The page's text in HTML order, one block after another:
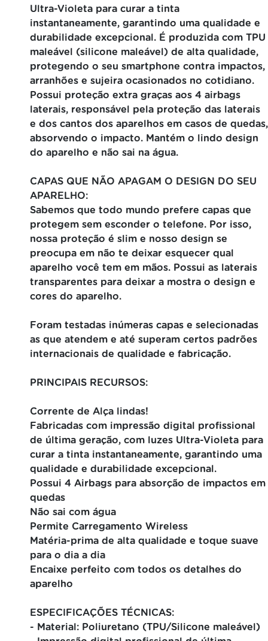
Ultra-Violeta para curar a tinta
instantaneamente, garantindo uma qualidade e
durabilidade excepcional. É produzida com TPU
maleável (silicone maleável) de alta qualidade,
protegendo o seu smartphone contra impactos,
arranhões e sujeira ocasionados no cotidiano.
Possui proteção extra graças aos 4 airbags
laterais, responsável pela proteção das laterais
e dos cantos dos aparelhos em casos de quedas,
absorvendo o impacto. Mantém o lindo design
do aparelho e não sai na água.
CAPAS QUE NÃO APAGAM O DESIGN DO SEU
APARELHO:
Sabemos que todo mundo prefere capas que
protegem sem esconder o telefone. Por isso,
nossa proteção é slim e nosso design se
preocupa em não te deixar esquecer qual
aparelho você tem em mãos. Possui as laterais
transparentes para deixar a mostra o design e
cores do aparelho.
Foram testadas inúmeras capas e selecionadas
as que atendem e até superam certos padrões
internacionais de qualidade e fabricação.
PRINCIPAIS RECURSOS:
Corrente de Alça lindas!
Fabricadas com impressão digital profissional
de última geração, com luzes Ultra-Violeta para
curar a tinta instantaneamente, garantindo uma
qualidade e durabilidade excepcional.
Possui 4 Airbags para absorção de impactos em
quedas
Não sai com água
Permite Carregamento Wireless
Matéria-prima de alta qualidade e toque suave
para o dia a dia
Encaixe perfeito com todos os detalhes do
aparelho
ESPECIFICAÇÕES TÉCNICAS:
- Material: Poliuretano (TPU/Silicone maleável)